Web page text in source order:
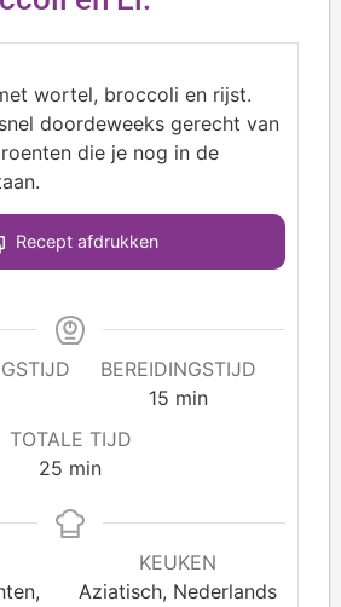
wortel, broccoli en rijst.
doordeweeks gerecht van
die je nog in de
Recept afdrukken
BEREIDINGSTIJD
15 min
TOTALE TIJD
25 min
KEUKEN
Aziatisch, Nederlands